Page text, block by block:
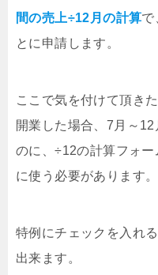
間の売上÷12月の計算で
とに申請します。
ここで気を付けて頂き
開業した場合、7月～
のに、÷12の計算フォ
に使う必要があります。
特例にチェックを入れ
出来ます。